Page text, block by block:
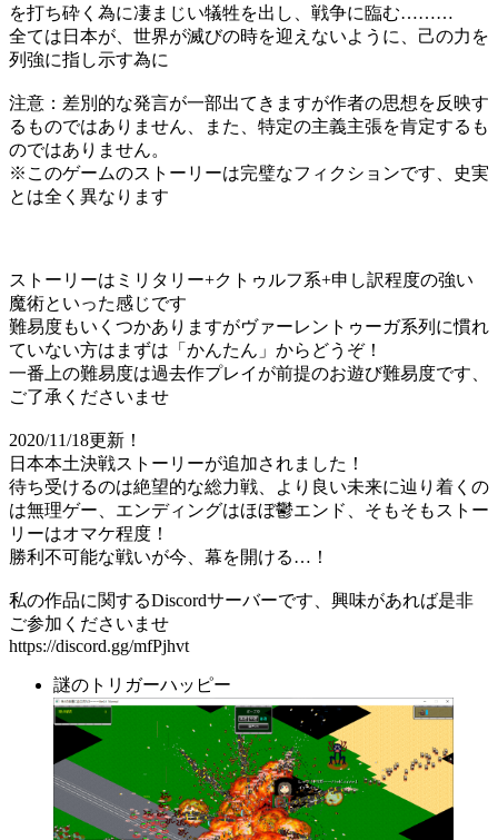
を打ち砕く為に凄まじい犠牲を出し、戦争に臨む………
全ては日本が、世界が滅びの時を迎えないように、己の力を
列強に指し示す為に
注意：差別的な発言が一部出てきますが作者の思想を反映す
るものではありません、また、特定の主義主張を肯定するも
のではありません。
※このゲームのストーリーは完璧なフィクションです、史実
とは全く異なります
ストーリーはミリタリー+クトゥルフ系+申し訳程度の強い
魔術といった感じです
難易度もいくつかありますがヴァーレントゥーガ系列に慣れ
ていない方はまずは「かんたん」からどうぞ！
一番上の難易度は過去作プレイが前提のお遊び難易度です、
ご了承くださいませ
2020/11/18更新！
日本本土決戦ストーリーが追加されました！
待ち受けるのは絶望的な総力戦、より良い未来に辿り着くの
は無理ゲー、エンディングはほぼ鬱エンド、そもそもストー
リーはオマケ程度！
勝利不可能な戦いが今、幕を開ける…！
私の作品に関するDiscordサーバーです、興味があれば是非
ご参加くださいませ
https://discord.gg/mfPjhvt
謎のトリガーハッピー